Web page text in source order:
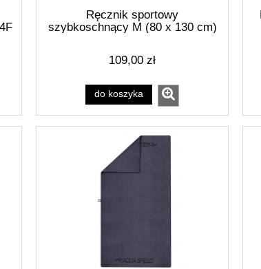
Ręcznik sportowy
szybkoschnący M (80 x 130 cm)
109,00 zł
do koszyka